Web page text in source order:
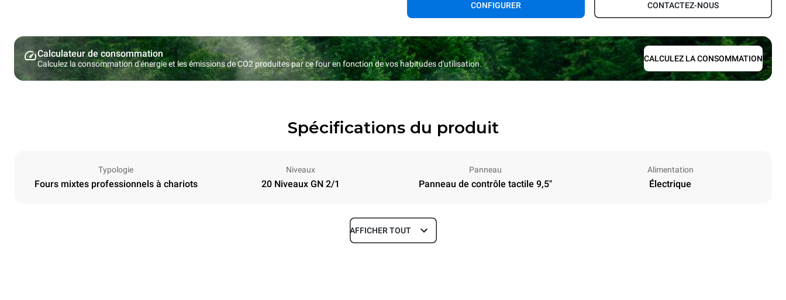
CONFIGURER CONTACTEZ-NOUS
Calculateur de consommation
Calculez la consommation d'énergie et les émissions de CO2 produites par ce four en fonction de vos habitudes d'utilisation.
CALCULEZ LA CONSOMMATION
Spécifications du produit
Typologie
Fours mixtes professionnels à chariots
Niveaux
20 Niveaux GN 2/1
Panneau
Panneau de contrôle tactile 9,5"
Alimentation
Électrique
Profondeur
AFFICHER TOUT